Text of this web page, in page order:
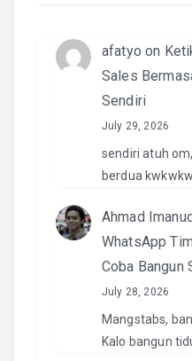
afatyo on
Sales
Sendiri
July 29, 2026
sendiri atuh
berdua kwkwkw
Ahmad
WhatsApp
Coba Bangun
July 28, 2026
Mangstabs,
Kalo bangun